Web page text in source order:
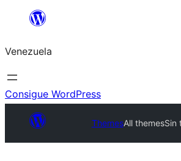
Saltar
contenido
Venezuela
Consigue WordPress
ThemesAll themesSin